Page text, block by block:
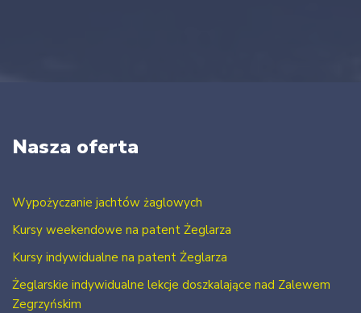
Nasza oferta
Wypożyczanie jachtów żaglowych
Kursy weekendowe na patent Żeglarza
Kursy indywidualne na patent Żeglarza
Żeglarskie indywidualne lekcje doszkalające nad Zalewem
Zegrzyńskim